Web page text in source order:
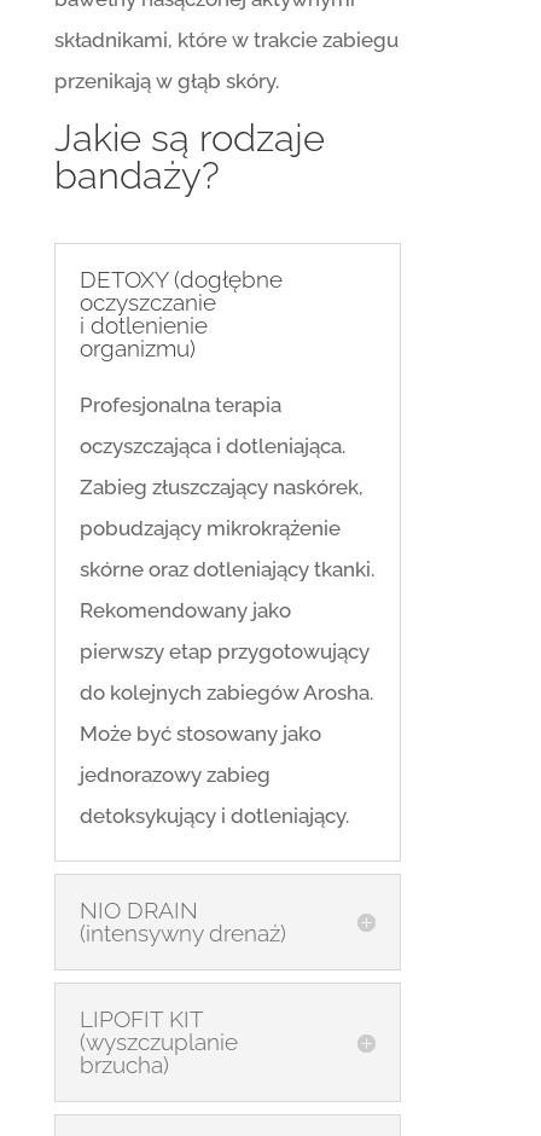
składnikami, które w trakcie zabiegu
przenikają w głąb skóry.
Jakie są rodzaje
bandaży?
DETOXY (dogłębne
oczyszczanie
i dotlenienie
organizmu)
Profesjonalna terapia
oczyszczająca i dotleniająca.
Zabieg złuszczający naskórek,
pobudzający mikrokrążenie
skórne oraz dotleniający tkanki.
Rekomendowany jako
pierwszy etap przygotowujący
do kolejnych zabiegów Arosha.
Może być stosowany jako
jednorazowy zabieg
detoksykujący i dotleniający.
NIO DRAIN
(intensywny drenaż)
LIPOFIT KIT
(wyszczuplanie
brzucha)